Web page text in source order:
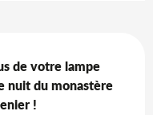
de votre lampe
nuit du monastère
!